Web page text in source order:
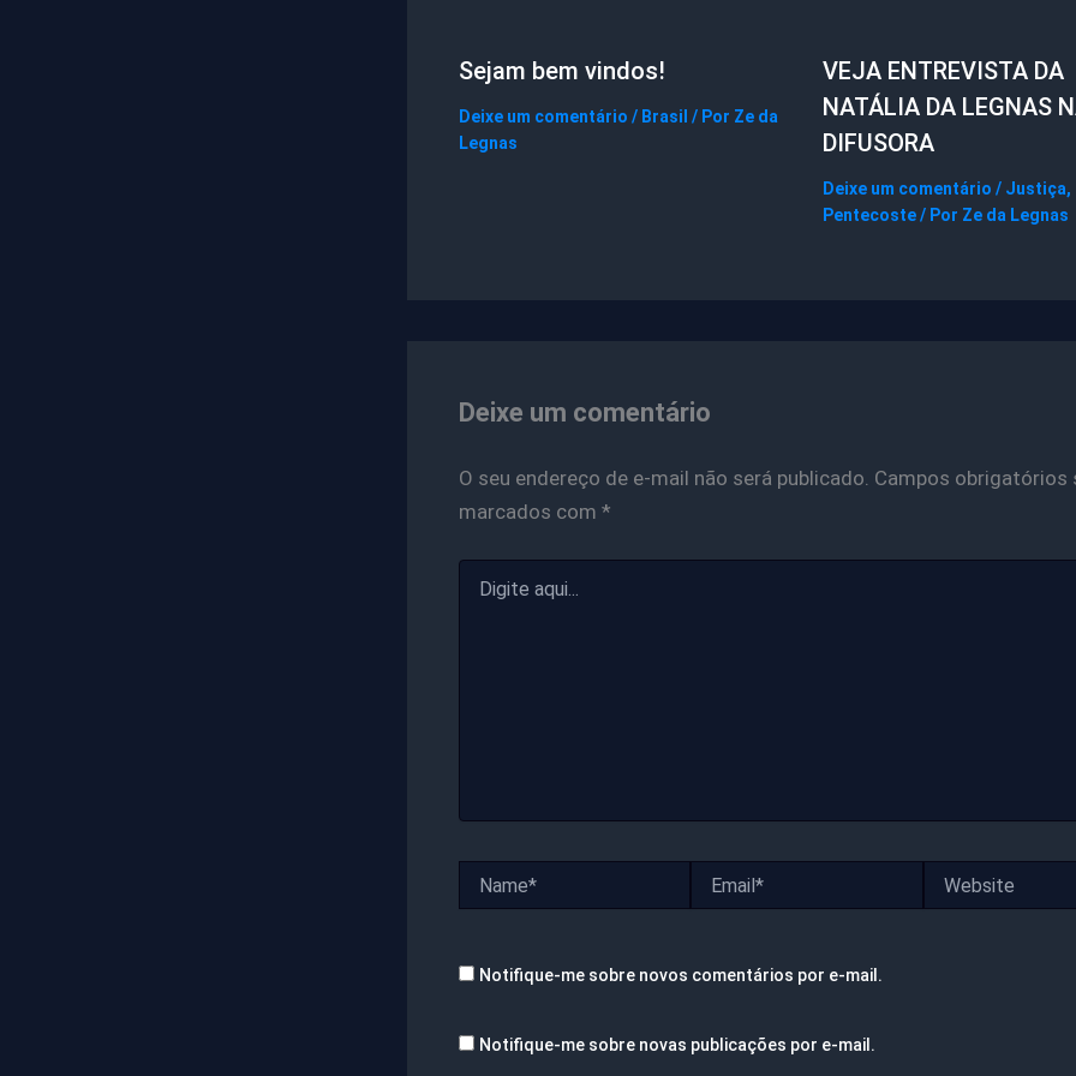
Sejam bem vindos!
Deixe um comentário / Brasil / Por Ze da
Legnas
VEJA ENTREVISTA DA
NATÁLIA DA LEGNAS
DIFUSORA
Deixe um comentário / Justiça,
Pentecoste/ Por Ze da Legnas
Deixe um comentário
O seu endereço de e-mail não será publicado. Campos obrigatórios
marcados com *
aqui...
Notifique-me sobre novos comentários por e-mail.
Notifique-me sobre novas publicações por e-mail.